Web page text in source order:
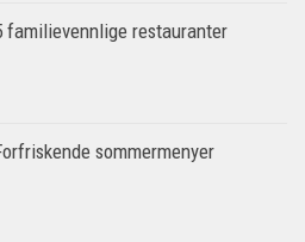
familievennlige restauranter
sommermenyer